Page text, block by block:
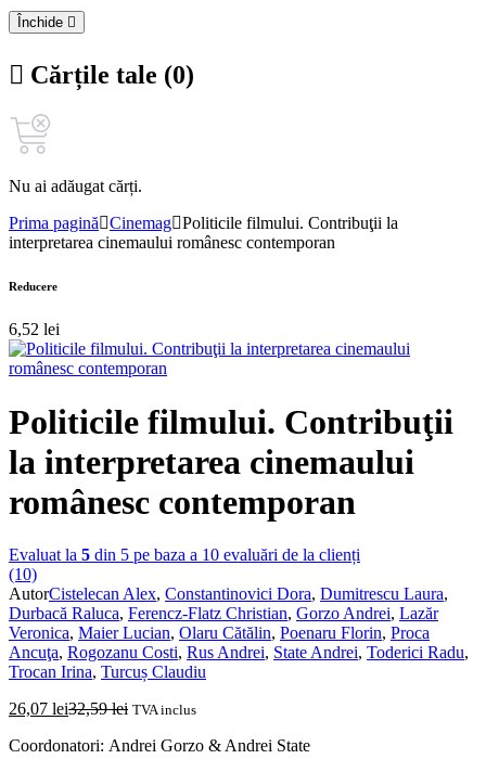
Închide
Cărțile tale (0)
Nu ai adăugat cărți.
Prima pagină
Cinemag Politicile filmului. Contribuţii la
interpretarea cinemaului românesc contemporan
Reducere
6,52 lei
Politicile filmului. Contribuţii
la interpretarea cinemaului
românesc contemporan
Evaluat la 5 din 5 pe baza a 10 evaluări de la clienți
(10)
AutorCistelecan Alex, Constantinovici Dora, Dumitrescu Laura,
Durbacă Raluca, Ferencz-Flatz Christian, Gorzo Andrei, Lazăr
Veronica, Maier Lucian, Olaru Cătălin, Poenaru Florin, Proca
Ancuţa, Rogozanu Costi, Rus Andrei, State Andrei, Toderici Radu,
Trocan Irina, Turcuș Claudiu
26,07 lei32,59lei TVA inclus
Coordonatori: Andrei Gorzo & Andrei State